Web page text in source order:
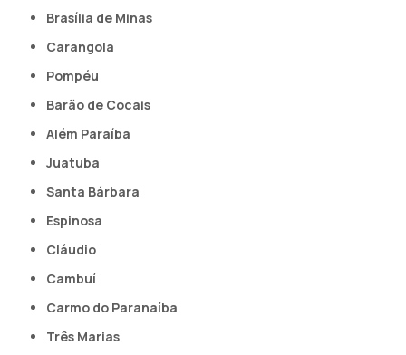
Brasília de Minas
Carangola
Pompéu
Barão de Cocais
Além Paraíba
Juatuba
Santa Bárbara
Espinosa
Cláudio
Cambuí
Carmo do Paranaíba
Três Marias